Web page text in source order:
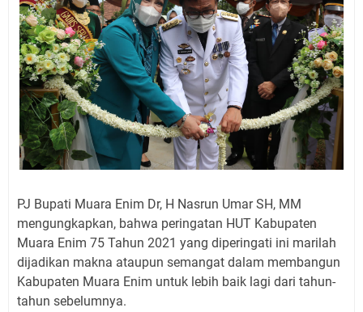
PJ Bupati Muara Enim Dr, H Nasrun Umar SH, MM
mengungkapkan, bahwa peringatan HUT Kabupaten
Muara Enim 75 Tahun 2021 yang diperingati ini marilah
dijadikan makna ataupun semangat dalam membangun
Kabupaten Muara Enim untuk lebih baik lagi dari tahun-
tahun sebelumnya.